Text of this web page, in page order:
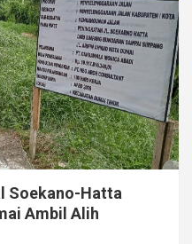
Soekano-Hatta
Ambil Alih